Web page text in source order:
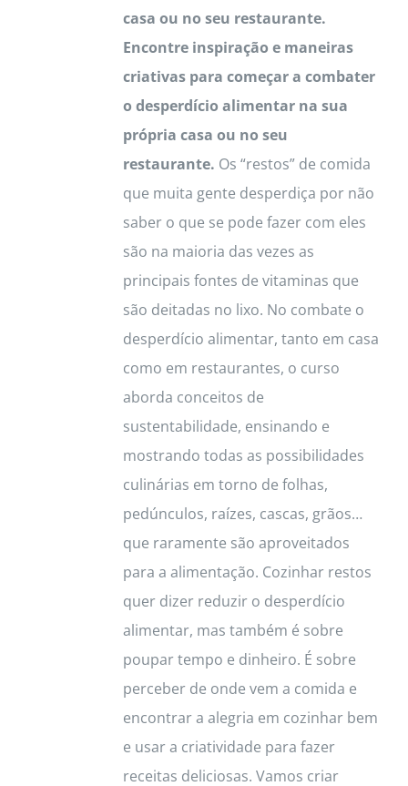
casa ou no seu restaurante.
Encontre inspiração e maneiras
criativas para começar a combater
o desperdício alimentar na sua
própria casa ou no seu
restaurante. Os “restos” de comida
que muita gente desperdiça por não
saber o que se pode fazer com eles
são na maioria das vezes as
principais fontes de vitaminas que
são deitadas no lixo. No combate o
desperdício alimentar, tanto em casa
como em restaurantes, o curso
aborda conceitos de
sustentabilidade, ensinando e
mostrando todas as possibilidades
culinárias em torno de folhas,
pedúnculos, raízes, cascas, grãos…
que raramente são aproveitados
para a alimentação. Cozinhar restos
quer dizer reduzir o desperdício
alimentar, mas também é sobre
poupar tempo e dinheiro. É sobre
perceber de onde vem a comida e
encontrar a alegria em cozinhar bem
e usar a criatividade para fazer
receitas deliciosas. Vamos criar